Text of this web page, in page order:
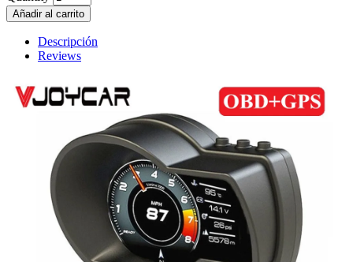
Añadir al carrito
Descripción
Reviews